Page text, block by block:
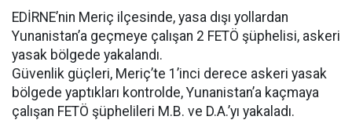
EDİRNE’nin Meriç ilçesinde, yasa dışı yollardan
Yunanistan’a geçmeye çalışan 2 FETÖ şüphelisi, askeri
yasak bölgede yakalandı.
Güvenlik güçleri, Meriç’te 1’inci derece askeri yasak
bölgede yaptıkları kontrolde, Yunanistan’a kaçmaya
çalışan FETÖ şüphelileri M.B. ve D.A.’yı yakaladı.